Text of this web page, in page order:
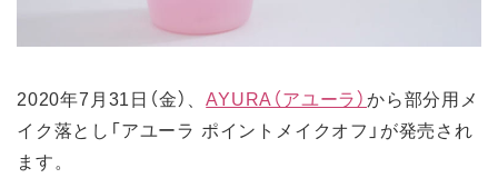
2020年7月31日（金）、AYURA（アユーラ）から部分用メ
イク落とし「アユーラ ポイントメイクオフ」が発売され
ます。